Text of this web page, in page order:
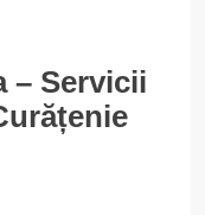
– Servicii